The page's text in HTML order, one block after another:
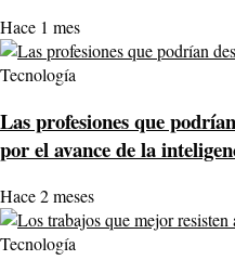
Hace 1 mes
Tecnología
Las profesiones que
por el avance de la
Hace 2 meses
Tecnología